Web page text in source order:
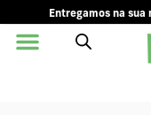
Entregamos na sua